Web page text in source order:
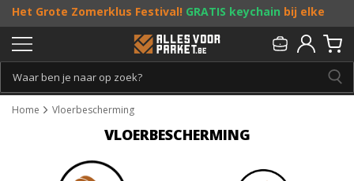
Het Grote Zomerklus Festival! GRATIS keychain bij elke
bestelling vanaf €25, entoffe acties! Doe je mee?
Persoonlijk & gratis advies:013 - 207 00 01
Home Vloerbescherming
VLOERBESCHERMING